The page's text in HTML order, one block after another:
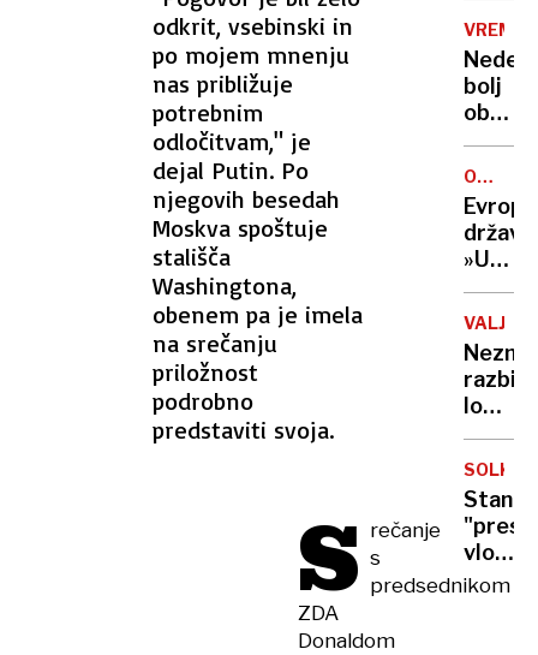
odkrit, vsebinski in
po mojem mnenju
nas približuje
potrebnim
odločitvam," je
dejal Putin. Po
njegovih besedah
Moskva spoštuje
stališča
Washingtona,
obenem pa je imela
na srečanju
priložnost
podrobno
predstaviti svoja.
S rečanje
s
predsednikom
ZDA
Donaldom
jih
našli
s
VREME
bolj
se
bodo
plohe
in
ODZIVI
NA
države:
mora
sama
o
svojem
razbili
lokal
in
trdi,
da
zaradi
SOLKAN
in ga